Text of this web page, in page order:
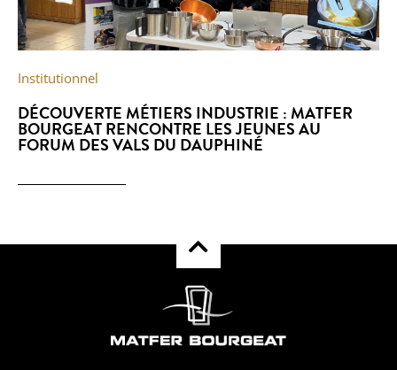
Institutionnel
DÉCOUVERTE MÉTIERS INDUSTRIE : MATFER
BOURGEAT RENCONTRE LES JEUNES AU
FORUM DES VALS DU DAUPHINÉ